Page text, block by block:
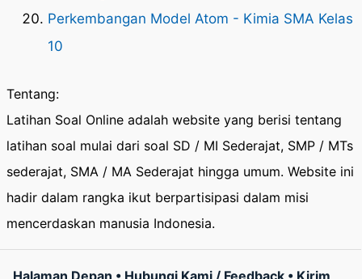
Perkembangan Model Atom - Kimia SMA Kelas
10
Tentang:
Latihan Soal Online adalah website yang berisi tentang
latihan soal mulai dari soal SD / MI Sederajat, SMP / MTs
sederajat, SMA / MA Sederajat hingga umum. Website ini
hadir dalam rangka ikut berpartisipasi dalam misi
mencerdaskan manusia Indonesia.
Halaman Depan • Hubungi Kami / Feedback • Kirim